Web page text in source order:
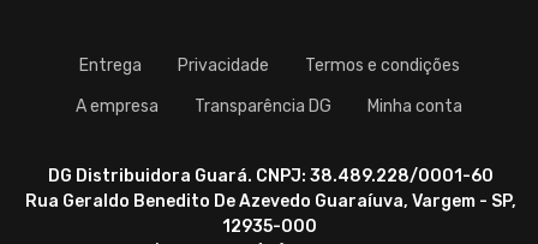
Entrega Privacidade
Termos e condições
A empresa
Transparência DG Minha conta
DG Distribuidora Guará. CNPJ: 38.489.228/0001-60
Rua Geraldo Benedito De Azevedo Guaraíuva, Vargem - SP,
12935-000